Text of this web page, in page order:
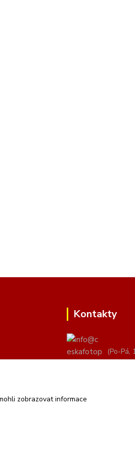
Kontakty
(Po-Pá,
zobrazovat informace